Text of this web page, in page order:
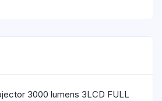
3000 lumens 3LCD FULL